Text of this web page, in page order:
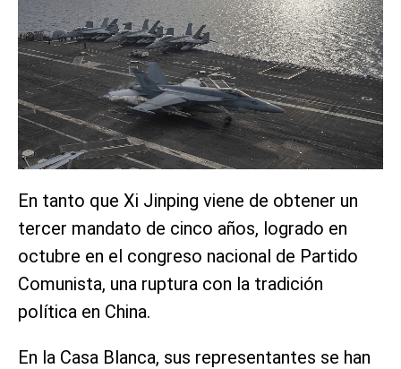
En tanto que Xi Jinping viene de obtener un
tercer mandato de cinco años, logrado en
octubre en el congreso nacional de Partido
Comunista, una ruptura con la tradición
política en China.
En la Casa Blanca, sus representantes se han